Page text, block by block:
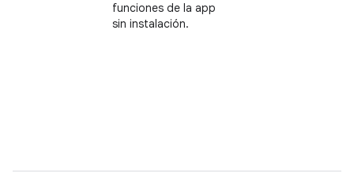
funciones de la app
sin instalación.